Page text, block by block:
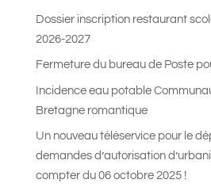
Dossier inscription restaurant
2026-2027
Fermeture du bureau de Poste
Incidence eau potable
Bretagne romantique
Un nouveau téléservice pour le
demandes d’autorisation
compter du 06 octobre 2025 !